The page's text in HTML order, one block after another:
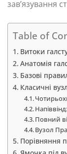
зав’язування
Table of
Витоки
Анатомія
Базові
Класичні
Повний
Вузол
Порівняння